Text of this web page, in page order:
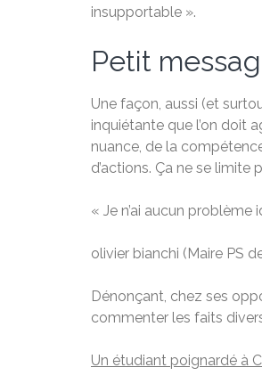
insupportable ».
Petit
Une façon, aussi (et
inquiétante que l’on doit
nuance, de la
d’actions. Ça ne se limite
« Je n’ai aucun
olivier bianchi (Maire PS
Dénonçant, chez ses
commenter les faits
Un étudiant poignardé à